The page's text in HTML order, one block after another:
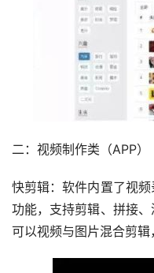
二：视频制作类（APP）
快剪辑：软件内置了视
功能，支持剪辑、拼接、
可以视频与图片混合剪辑